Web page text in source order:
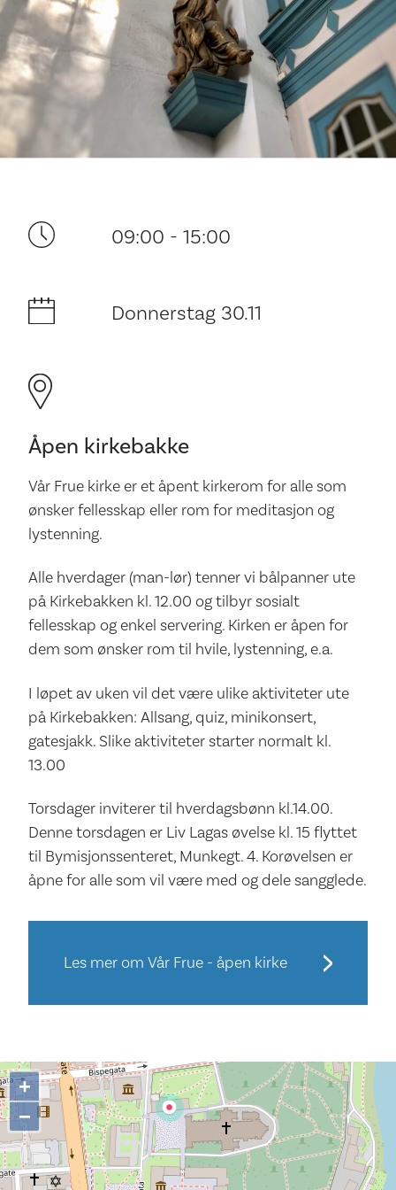
Ditt besøk
Musikk
Historie og arkitektur
09:00 - 15:00
Donnerstag 30.11
Åpen kirkebakke
Vår Frue kirke er et åpent kirkerom for alle som
ønsker fellesskap eller rom for meditasjon og
lystenning.
Alle hverdager (man-lør) tenner vi bålpanner ute
på Kirkebakken kl. 12.00 og tilbyr sosialt
fellesskap og enkel servering. Kirken er åpen for
dem som ønsker rom til hvile, lystenning, e.a.
I løpet av uken vil det være ulike aktiviteter ute
på Kirkebakken: Allsang, quiz, minikonsert,
gatesjakk. Slike aktiviteter starter normalt kl.
13.00
Torsdager inviterer til hverdagsbønn kl.14.00.
Denne torsdagen er Liv Lagas øvelse kl. 15 flyttet
til Bymisjonssenteret, Munkegt. 4. Korøvelsen er
åpne for alle som vil være med og dele sangglede.
Les mer om Vår Frue - åpen kirke
+
−